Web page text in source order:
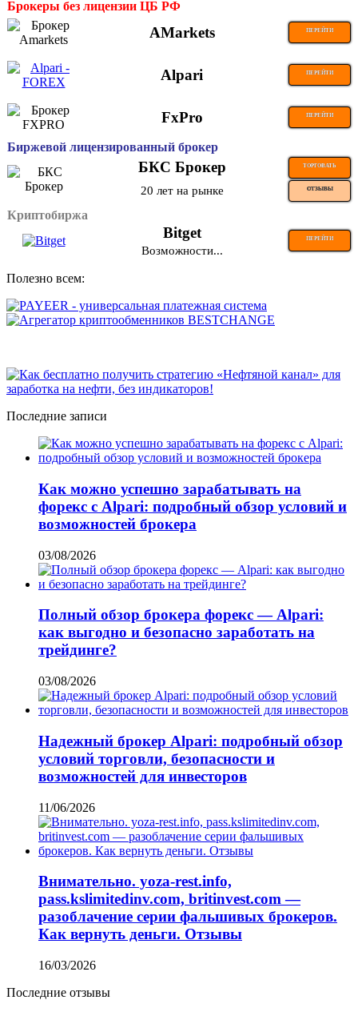
Брокеры без лицензии ЦБ РФ
AMarkets ПЕРЕЙТИ
Alpari ПЕРЕЙТИ
FxPro ПЕРЕЙТИ
Биржевой лицензированный брокер
БКС Брокер ТОРГОВАТЬ
20 лет на рынке ОТЗЫВЫ
Криптобиржа
Bitget ПЕРЕЙТИ
Возможности...
Полезно всем:
Последние записи
Как можно успешно зарабатывать на
форекс с Alpari: подробный обзор условий и
возможностей брокера
03/08/2026
Полный обзор брокера форекс — Alpari:
как выгодно и безопасно заработать на
трейдинге?
03/08/2026
Надежный брокер Alpari: подробный обзор
условий торговли, безопасности и
возможностей для инвесторов
11/06/2026
Внимательно. yoza-rest.info,
pass.kslimitedinv.com, britinvest.com —
разоблачение серии фальшивых брокеров.
Как вернуть деньги. Отзывы
16/03/2026
Последние отзывы